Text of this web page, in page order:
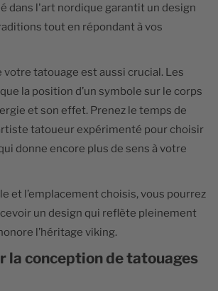
dans l'art nordique garantit un design
tout en répondant à vos
votre tatouage est aussi crucial. Les
la position d’un symbole sur le corps
et son effet. Prenez le temps de
tatoueur expérimenté pour choisir
donne encore plus de sens à votre
et l’emplacement choisis, vous pourrez
un design qui reflète pleinement
l’héritage viking.
la conception de tatouages